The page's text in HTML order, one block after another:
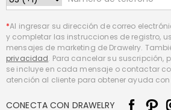
*Al ingresar su dirección de correo
y completar las instrucciones de registro,
mensajes de marketing de Drawelry.
privacidad. Para cancelar su suscripción,
se incluye en cada mensaje o contactar
atención al cliente para obtener ayuda con
CONECTA CON DRAWELRY